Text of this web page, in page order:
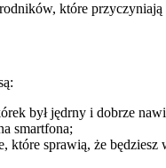
które przyczyniają
był jędrny i dobrze
smartfona;
które sprawią, że będziesz